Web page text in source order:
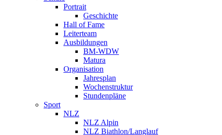
Portrait
Geschichte
Hall of Fame
Leiterteam
Ausbildungen
BM-WDW
Matura
Organisation
Jahresplan
Wochenstruktur
Stundenpläne
Sport
NLZ
NLZ Alpin
NLZ Biathlon/Langlauf